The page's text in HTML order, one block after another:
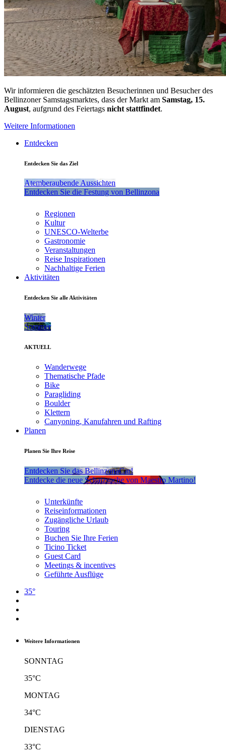
Wir informieren die geschätzten Besucherinnen und Besucher des
Bellinzoner Samstagsmarktes, dass der Markt am Samstag, 15.
August, aufgrund des Feiertags nicht stattfindet.
Weitere Informationen
Entdecken
Entdecken Sie das Ziel
Atemberaubende Aussichten
Entdecken Sie die Festung von Bellinzona
Regionen
Kultur
UNESCO-Welterbe
Gastronomie
Veranstaltungen
Reise Inspirationen
Nachhaltige Ferien
Aktivitäten
Entdecken Sie alle Aktivitäten
Winter
Sommer
AKTUELL
Wanderwege
Thematische Pfade
Bike
Paragliding
Boulder
Klettern
Canyoning, Kanufahren und Rafting
Planen
Planen Sie Ihre Reise
Entdecken Sie das BellinzonaCar!
Entdecke die neue Schatzsuche von Maestro Martino!
Unterkünfte
Reiseinformationen
Zugängliche Urlaub
Touring
Buchen Sie Ihre Ferien
Ticino Ticket
Guest Card
Meetings & incentives
Geführte Ausflüge
35°
Weitere Informationen
SONNTAG
35°C
MONTAG
34°C
DIENSTAG
33°C